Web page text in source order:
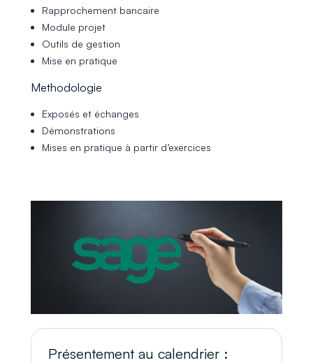
Rapprochement bancaire
Module projet
Outils de gestion
Mise en pratique
Methodologie
Exposés et échanges
Démonstrations
Mises en pratique à partir d’exercices
Présentement au calendrier :